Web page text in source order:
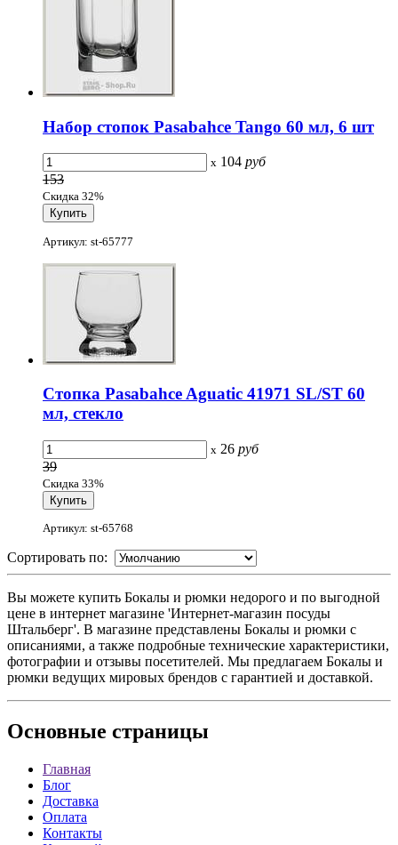
Набор стопок Pasabahce Tango 60 мл, 6 шт
x 104 руб
153
Скидка 32%
Артикул: st-65777
Стопка Pasabahce Aguatic 41971 SL/ST 60
мл, стекло
x 26 руб
39
Скидка 33%
Артикул: st-65768
Сортировать по:
Вы можете купить Бокалы и рюмки недорого и по выгодной
цене в интернет магазине 'Интернет-магазин посуды
Штальберг'. В магазине представлены Бокалы и рюмки с
описаниями, а также подробные технические характеристики,
фотографии и отзывы посетителей. Мы предлагаем Бокалы и
рюмки ведущих мировых брендов с гарантией и доставкой.
Основные страницы
Главная
Блог
Доставка
Оплата
Контакты